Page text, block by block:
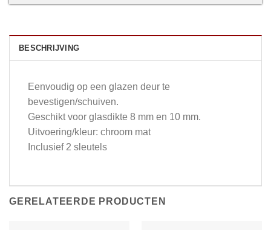
BESCHRIJVING
Eenvoudig op een glazen deur te
bevestigen/schuiven.
Geschikt voor glasdikte 8 mm en 10 mm.
Uitvoering/kleur: chroom mat
Inclusief 2 sleutels
GERELATEERDE PRODUCTEN